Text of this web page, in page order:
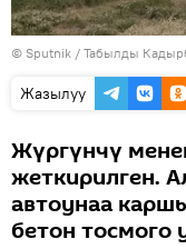
© Sputnik / Табылды
Жазылуу
Жүргүнчү
жеткирилген.
автоунаа
бетон тосмого